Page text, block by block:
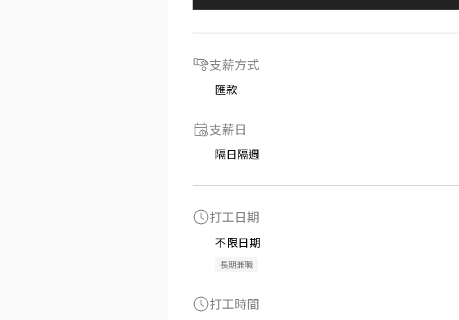
支薪方式
匯款
支薪日
隔日隔週
打工日期
不限日期
長期兼職
打工時間